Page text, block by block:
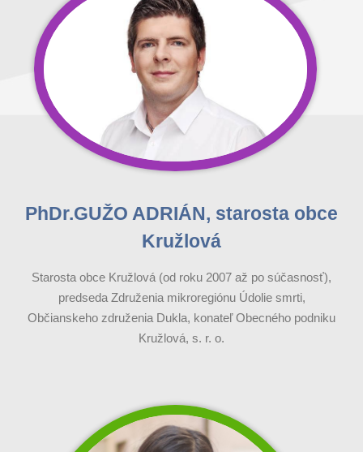
PhDr.GUŽO ADRIÁN, starosta obce
Kružlová
Starosta obce Kružlová (od roku 2007 až po súčasnosť),
predseda Združenia mikroregiónu Údolie smrti,
Občianskeho združenia Dukla, konateľ Obecného podniku
Kružlová, s. r. o.